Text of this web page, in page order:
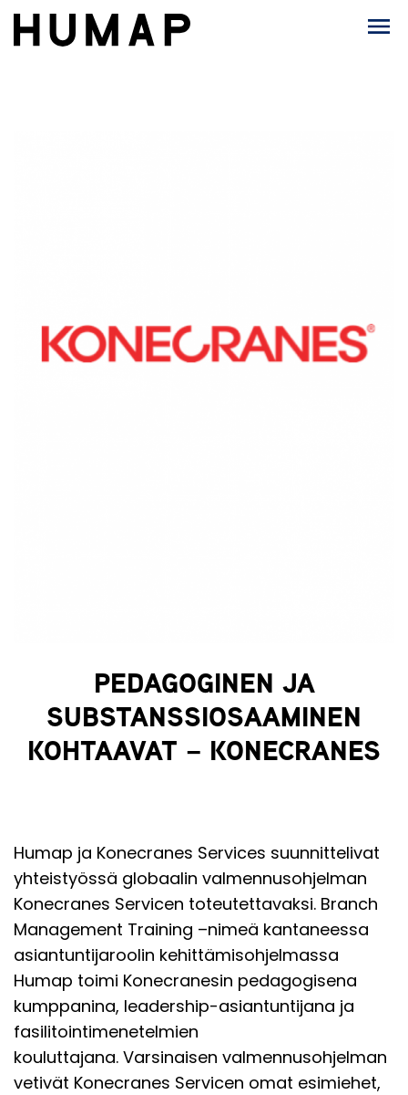
PEDAGOGINEN JA
SUBSTANSSIOSAAMINEN
KOHTAAVAT – KONECRANES
Humap ja Konecranes Services suunnittelivat
yhteistyössä globaalin valmennusohjelman
Konecranes Servicen toteutettavaksi. Branch
Management Training –nimeä kantaneessa
asiantuntijaroolin kehittämisohjelmassa
Humap toimi Konecranesin pedagogisena
kumppanina, leadership-asiantuntijana ja
fasilitointimenetelmien
kouluttajana. Varsinaisen valmennusohjelman
vetivät Konecranes Servicen omat esimiehet,